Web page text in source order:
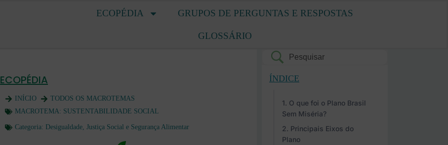
ECOPÉDIA GRUPOS DE PERGUNTAS E RESPOSTAS
GLOSSÁRIO
ECOPÉDIA
INÍCIO
TODOS OS MACROTEMAS
MACROTEMA: SUSTENTABILIDADE SOCIAL
Categoria: Desigualdade, Justiça Social e Segurança Alimentar
ÍNDICE
O que foi o Plano Brasil
Sem Miséria?
Principais Eixos do
Plano